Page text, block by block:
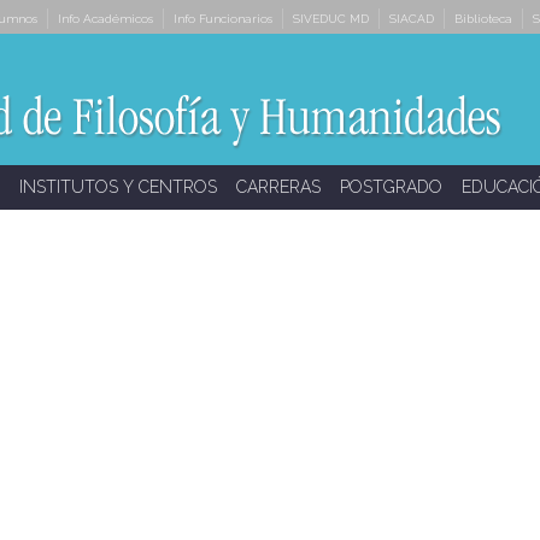
Info Académicos Info Funcionarios SIVEDUC MD SIACAD Biblioteca
INSTITUTOS Y CENTROS CARRERAS POSTGRADO